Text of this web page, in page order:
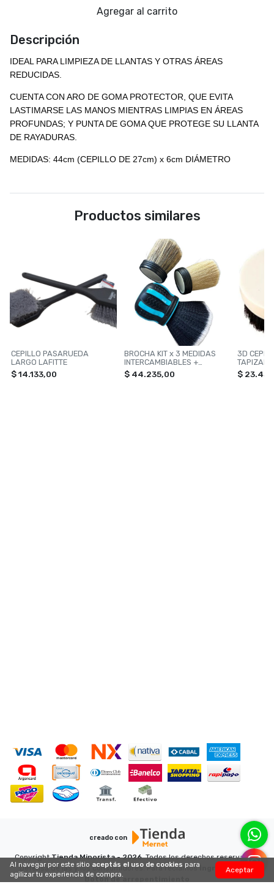
Agregar al carrito
Descripción
IDEAL PARA LIMPIEZA DE LLANTAS Y OTRAS ÁREAS
REDUCIDAS.
CUENTA CON ARO DE GOMA PROTECTOR, QUE EVITA
LASTIMARSE LAS MANOS MIENTRAS LIMPIAS EN ÁREAS
PROFUNDAS; Y PUNTA DE GOMA QUE PROTEGE SU LLANTA
DE RAYADURAS.
MEDIDAS: 44cm (CEPILLO DE 27cm) x 6cm DIÁMETRO
Productos similares
CEPILLO PASARUEDA
LARGO LAFITTE
$ 14.133,00
BROCHA KIT x 3 MEDIDAS
INTERCAMBIABLES +
SOPORTE L
$ 44.235,00
3D
$
Al navegar por este sitio aceptás el uso de cookies para
agilizar tu experiencia de compra.
Aceptar
creado con
CopyrightTienda Minorista - 2026. Todos los derechos reservados.
Defensa de las y los consumidores. Para reclamos ingrese aquí/
Botón de arrepentimiento